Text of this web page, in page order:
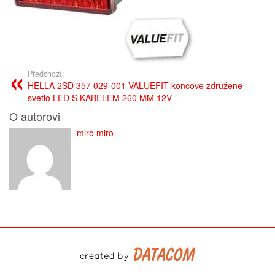
Předchozí:
HELLA 2SD 357 029-001 VALUEFIT koncove združene
svetlo LED S KABELEM 260 MM 12V
O autorovi
miro miro